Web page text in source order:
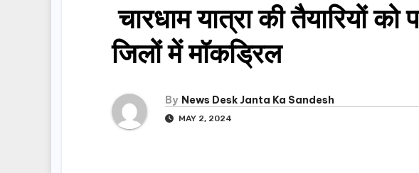
चारधाम यात्रा की तैयारियों
जिलों में मॉकड्रिल
By News Desk Janta Ka Sandesh
MAY 2, 2024